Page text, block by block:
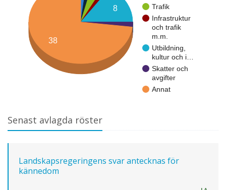
Trafik
Infrastruktur
och trafik
m.m.
Utbildning,
kultur och i…
Skatter och
avgifter
Annat
8
38
Senast avlagda röster
Landskapsregeringens svar antecknas för
kännedom